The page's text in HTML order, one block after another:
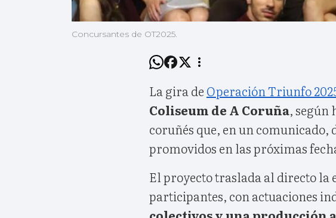
Concursantes de OT2025.
La gira de Operación Triunfo
Coliseum de A Coruña, según
coruñés que, en un comunicado,
promovidos en las próximas
El proyecto traslada al directo la
participantes, con actuaciones